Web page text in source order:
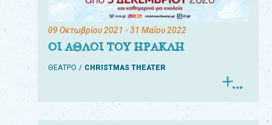
09 Οκτωβρίου 2021 - 31 Μαΐου 2022
ΟΙ ΑΘΛΟΙ ΤΟΥ ΗΡΑΚΛΗ
ΘΕΑΤΡΟ CHRISTMAS THEATER